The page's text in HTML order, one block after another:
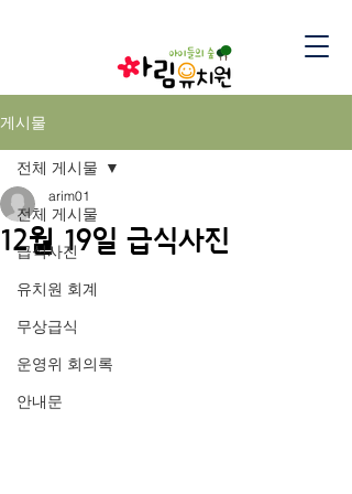
게시물
전체 게시물
급식사진
유치원 회계
무상급식
운영위 회의록
안내문
전체 게시물
12월 19일 급식사진
arim01